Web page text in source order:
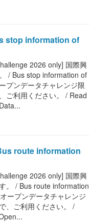
stop information of
2026 only] 国際興
/ Bus stop information of
プンデータチャレンジ限
ご利用ください。 / Read
route information
2026 only] 国際興
。 / Bus route information
ープンデータチャレンジ
、ご利用ください。 /